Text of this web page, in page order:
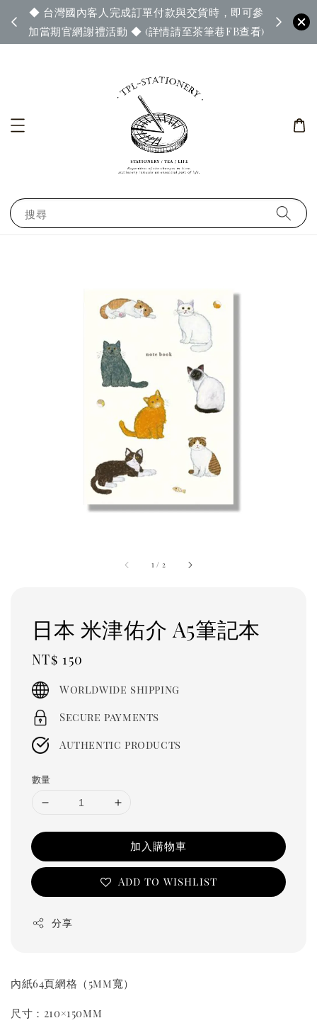
◆ 台灣國內客人完成訂單付款與交貨時，即可參
加當期官網謝禮活動 ◆ (詳情請至茶筆巷FB查看)
◆ 官
搜尋
1 / 2
日本 米津佑介 A5筆記本
Regular
price
NT$ 150
Worldwide shipping
Secure payments
Authentic products
數量
加入購物車
Add to wishlist
分享
內紙64頁網格（5mm寬）
尺寸：210×150mm